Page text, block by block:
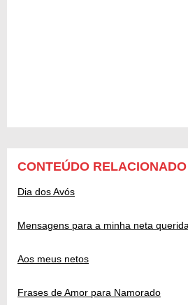
CONTEÚDO RELACIONADO
Dia dos Avós
Mensagens para a minha neta querida
Aos meus netos
Frases de Amor para Namorado